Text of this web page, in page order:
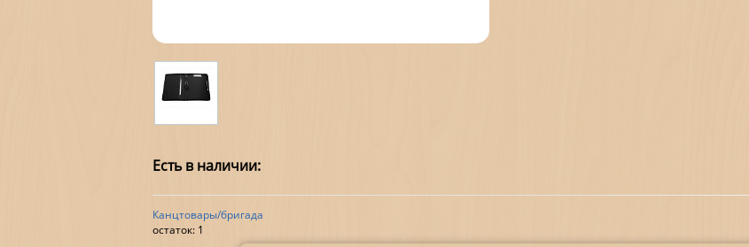
Есть в наличии:
Канцтовары/бригада
остаток: 1